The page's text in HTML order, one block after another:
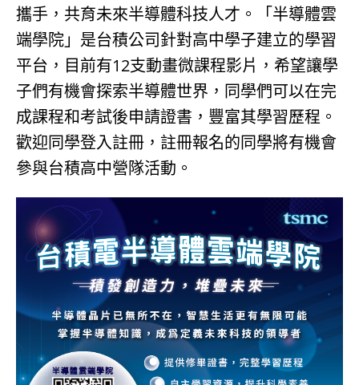
攜手，共育未來半導體科技人才。「半導體雲
端學院」是台積公司針對高中學子建立的學習
平台，目前有12支動畫微課程影片，希望讓學
子們有機會探索半導體世界，同學們可以在完
成課程和考試後申請證書，豐富其學習歷程。
歡迎同學登入註冊，註冊報名的同學將有機會
參與台積高中營隊活動。